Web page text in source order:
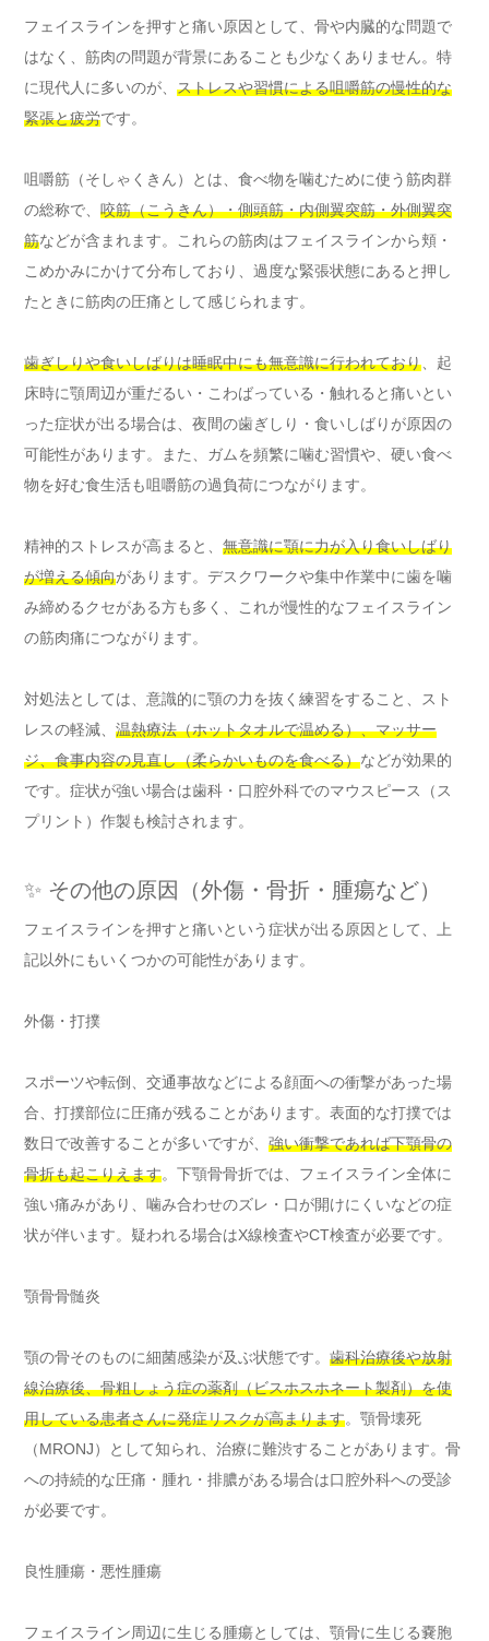
フェイスラインを押すと痛い原因として、骨や内臓的な問題で
はなく、筋肉の問題が背景にあることも少なくありません。特
に現代人に多いのが、 ストレスや習慣による咀嚼筋の慢性的な
緊張と疲労です。
咀嚼筋（そしゃくきん）とは、食べ物を噛むために使う筋肉群
の総称で、 咬筋（こうきん）・側頭筋・内側翼突筋・外側翼突
筋などが含まれます。これらの筋肉はフェイスラインから頬・
こめかみにかけて分布しており、過度な緊張状態にあると押し
たときに筋肉の圧痛として感じられます。
歯ぎしりや食いしばりは睡眠中にも無意識に行われており 、起
床時に顎周辺が重だるい・こわばっている・触れると痛いとい
った症状が出る場合は、夜間の歯ぎしり・食いしばりが原因の
可能性があります。また、ガムを頻繁に噛む習慣や、硬い食べ
物を好む食生活も咀嚼筋の過負荷につながります。
精神的ストレスが高まると、 無意識に顎に力が入り食いしばり
が増える傾向があります。デスクワークや集中作業中に歯を噛
み締めるクセがある方も多く、これが慢性的なフェイスライン
の筋肉痛につながります。
対処法としては、意識的に顎の力を抜く練習をすること、スト
レスの軽減、 温熱療法（ホットタオルで温める）、マッサー
ジ、食事内容の見直し（柔らかいものを食べる）などが効果的
です。症状が強い場合は歯科・口腔外科でのマウスピース（ス
プリント）作製も検討されます。
✨ その他の原因（外傷・骨折・腫瘍など）
フェイスラインを押すと痛いという症状が出る原因として、上
記以外にもいくつかの可能性があります。
外傷・打撲
スポーツや転倒、交通事故などによる顔面への衝撃があった場
合、打撲部位に圧痛が残ることがあります。表面的な打撲では
数日で改善することが多いですが、 強い衝撃であれば下顎骨の
骨折も起こりえます。下顎骨骨折では、フェイスライン全体に
強い痛みがあり、噛み合わせのズレ・口が開けにくいなどの症
状が伴います。疑われる場合はX線検査やCT検査が必要です。
顎骨骨髄炎
顎の骨そのものに細菌感染が及ぶ状態です。 歯科治療後や放射
線治療後、骨粗しょう症の薬剤（ビスホスホネート製剤）を使
用している患者さんに発症リスクが高まります。顎骨壊死
（MRONJ）として知られ、治療に難渋することがあります。骨
への持続的な圧痛・腫れ・排膿がある場合は口腔外科への受診
が必要です。
良性腫瘍・悪性腫瘍
フェイスライン周辺に生じる腫瘍としては、顎骨に生じる嚢胞